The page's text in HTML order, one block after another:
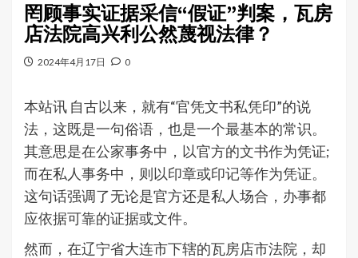
罔顾事实证据采信“假证”判案，瓦房
店法院高兴利公然蔑视法律？
2024年4月17日 0
本站讯 自古以来，就有“官凭文书私凭印”的说
法，这既是一句俗语，也是一个最基本的常识。
其意思是在公家事务中，以官方的文书作为凭证;
而在私人事务中，则以印章或印记等作为凭证。
这句话强调了无论是官方还是私人场合，办事都
应依据可靠的证据或文件。
然而，在辽宁省大连市下辖的瓦房店市法院，却